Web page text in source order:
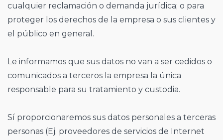
cualquier reclamación o demanda jurídica; o para
proteger los derechos de la empresa o sus clientes y
el público en general.
Le informamos que sus datos no van a ser cedidos o
comunicados a terceros la empresa la única
responsable para su tratamiento y custodia.
Sí proporcionaremos sus datos personales a terceras
personas (Ej. proveedores de servicios de Internet